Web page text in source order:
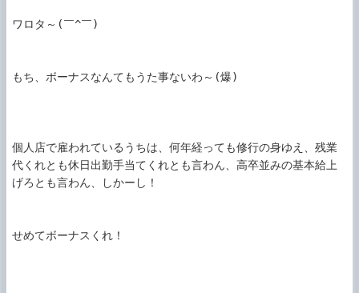
ワロタ～(￣^￣)
もち、ボーナスなんてもうた事ないわ～(爆)
個人店で雇われているうちは、何年経っても修行の身ゆえ、残業
代くれとも休日出勤手当てくれとも言わん、高卒並みの基本給上
げろとも言わん、しかーし！
せめてボーナスくれ！